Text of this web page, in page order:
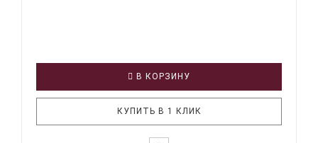
В КОРЗИНУ
КУПИТЬ В 1 КЛИК